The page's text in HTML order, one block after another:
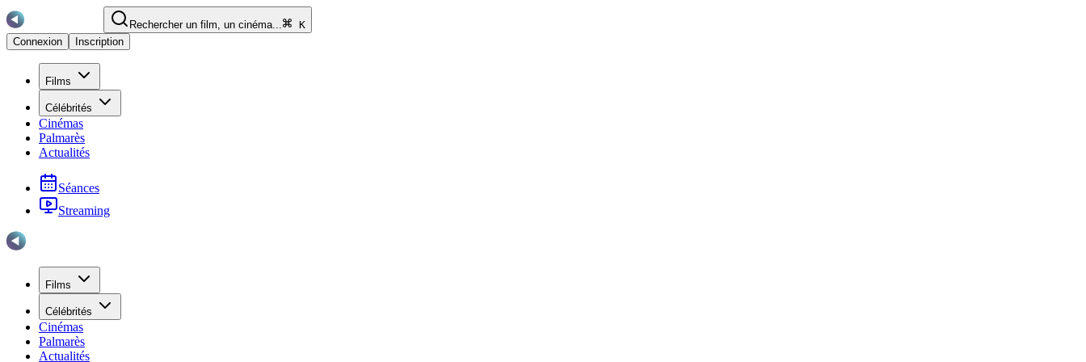
Rechercher un film, un cinéma...
K
Connexion
Inscription
Films
Célébrités
Cinémas
Palmarès
Actualités
Séances
Streaming
Films
Célébrités
Cinémas
Palmarès
Actualités